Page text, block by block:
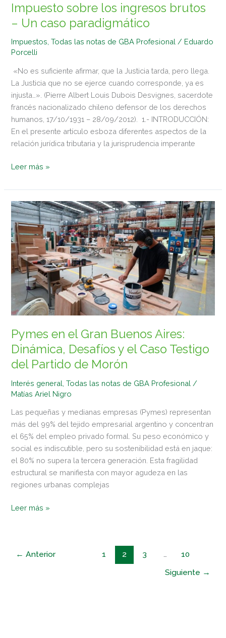
Impuesto sobre los ingresos brutos
– Un caso paradigmático
Impuestos,Todas las notas de GBA Profesional / Eduardo
Porcelli
«No es suficiente afirmar, que la Justicia tarda, pero llega.
La Justicia que no se ejerce cuando corresponde, ya es
injusta…». (Pierre Albert Louis Dubois Desvignes, sacerdote
francés nacionalizado chileno defensor de los derechos
humanos, 17/10/1931 – 28/09/2012). 1.- INTRODUCCIÓN:
En el presente artículo esboza diferentes aspectos de la
relación jurídica tributaria y la jurisprudencia imperante
Leer más »
Pymes en el Gran Buenos Aires:
Dinámica, Desafíos y el Caso Testigo
del Partido de Morón
Interés general ,Todas las notas de GBA Profesional /
Matías Ariel Nigro
Las pequeñas y medianas empresas (Pymes) representan
más del 99% del tejido empresarial argentino y concentran
el 65% del empleo privado formal. Su peso económico y
social es indiscutible, pero su sostenibilidad está en jaque:
el 80% no supera la tercera generación. Esta fragilidad
estructural se manifiesta con mayor agudeza en las
regiones urbanas complejas
Pymes
en
el
Gran
Buenos
Aires:
Dinámica,
Desafíos
el
Testigo
del
Partido
Morón
Leer más »
← Anterior 1 2 3 …
10
Siguiente →